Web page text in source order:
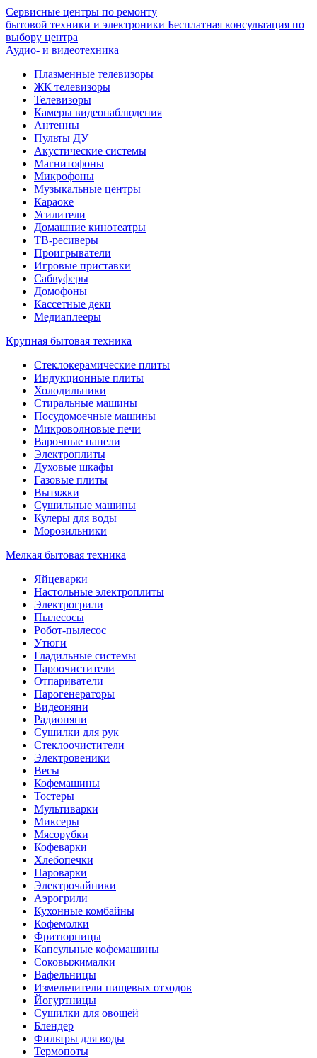
Сервисные центры по ремонту
бытовой техники и электроники Бесплатная консультация по
выбору центра
Аудио- и видеотехника
Плазменные телевизоры
ЖК телевизоры
Телевизоры
Камеры видеонаблюдения
Антенны
Пульты ДУ
Акустические системы
Магнитофоны
Микрофоны
Музыкальные центры
Караоке
Усилители
Домашние кинотеатры
ТВ-ресиверы
Проигрыватели
Игровые приставки
Сабвуферы
Домофоны
Кассетные деки
Медиаплееры
Крупная бытовая техника
Стеклокерамические плиты
Индукционные плиты
Холодильники
Стиральные машины
Посудомоечные машины
Микроволновые печи
Варочные панели
Электроплиты
Духовые шкафы
Газовые плиты
Вытяжки
Сушильные машины
Кулеры для воды
Морозильники
Мелкая бытовая техника
Яйцеварки
Настольные электроплиты
Электрогрили
Пылесосы
Робот-пылесос
Утюги
Гладильные системы
Пароочистители
Отпариватели
Парогенераторы
Видеоняни
Радионяни
Сушилки для рук
Стеклоочистители
Электровеники
Весы
Кофемашины
Тостеры
Мультиварки
Миксеры
Мясорубки
Кофеварки
Хлебопечки
Пароварки
Электрочайники
Аэрогрили
Кухонные комбайны
Кофемолки
Фритюрницы
Капсульные кофемашины
Соковыжималки
Вафельницы
Измельчители пищевых отходов
Йогуртницы
Сушилки для овощей
Блендер
Фильтры для воды
Термопоты